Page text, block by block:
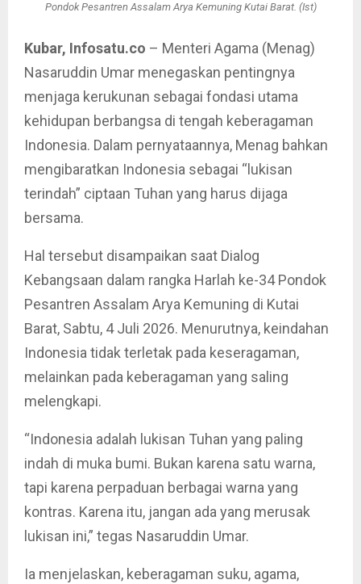
Pondok Pesantren Assalam Arya Kemuning Kutai Barat. (Ist)
Kubar, Infosatu.co – Menteri Agama (Menag)
Nasaruddin Umar menegaskan pentingnya
menjaga kerukunan sebagai fondasi utama
kehidupan berbangsa di tengah keberagaman
Indonesia. Dalam pernyataannya, Menag bahkan
mengibaratkan Indonesia sebagai “lukisan
terindah” ciptaan Tuhan yang harus dijaga
bersama.
Hal tersebut disampaikan saat Dialog
Kebangsaan dalam rangka Harlah ke-34 Pondok
Pesantren Assalam Arya Kemuning di Kutai
Barat, Sabtu, 4 Juli 2026. Menurutnya, keindahan
Indonesia tidak terletak pada keseragaman,
melainkan pada keberagaman yang saling
melengkapi.
“Indonesia adalah lukisan Tuhan yang paling
indah di muka bumi. Bukan karena satu warna,
tapi karena perpaduan berbagai warna yang
kontras. Karena itu, jangan ada yang merusak
lukisan ini,” tegas Nasaruddin Umar.
Ia menjelaskan, keberagaman suku, agama,